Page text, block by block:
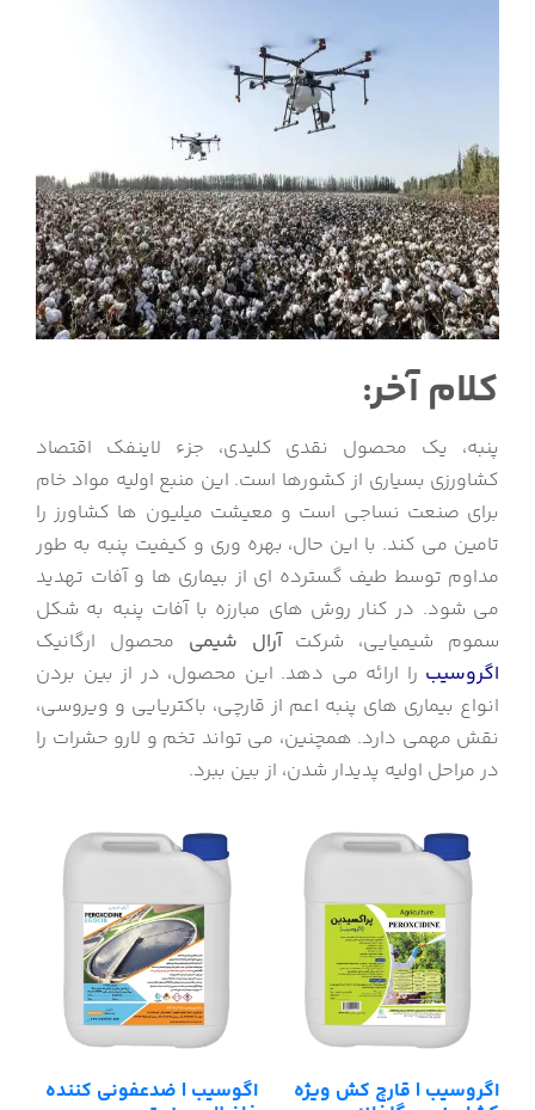
کلام آخر:
پنبه، یک محصول نقدی کلیدی، جزء لاینفک اقتصاد
کشاورزی بسیاری از کشورها است. این منبع اولیه مواد خام
برای صنعت نساجی است و معیشت میلیون ها کشاورز را
تامین می کند. با این حال، بهره وری و کیفیت پنبه به طور
مداوم توسط طیف گسترده ای از بیماری ها و آفات تهدید
می شود. در کنار روش های مبارزه با آفات پنبه به شکل
سموم شیمیایی، شرکتآرال شیمی محصول ارگانیک
اگروسیب را ارائه می دهد. این محصول، در از بین بردن
انواع بیماری های پنبه اعم از قارچی، باکتریایی و ویروسی،
نقش مهمی دارد. همچنین، می تواند تخم و لارو حشرات را
در مراحل اولیه پدیدار شدن، از بین ببرد.
اگروسیب | قارچ کش ویژه اگوسیب | ضدعفونی کننده